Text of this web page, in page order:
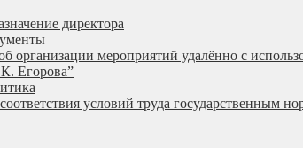
директора
организации мероприятий удалённо с
Егорова”
условий труда государственным